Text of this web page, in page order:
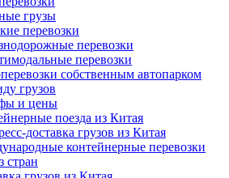
грузы
перевозки
перевозки
перевозки
собственным автопарком
грузов
и цены
поезда из Китая
доставка грузов из Китая
контейнерные перевозки
стран